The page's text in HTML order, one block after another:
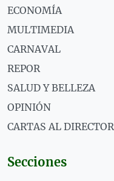
ECONOMÍA
MULTIMEDIA
CARNAVAL
REPOR
SALUD Y BELLEZA
OPINIÓN
CARTAS AL DIRECTOR
Secciones